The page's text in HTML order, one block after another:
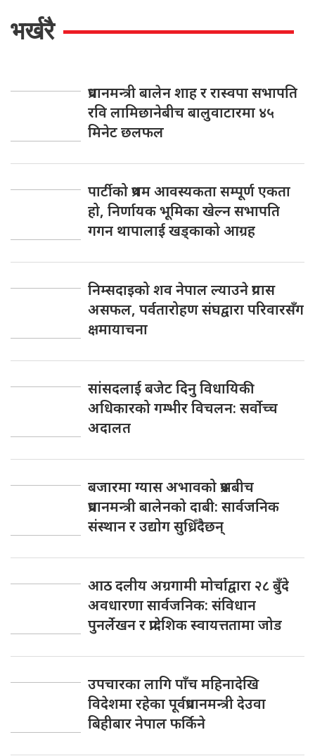
भर्खरै
प्रधानमन्त्री बालेन शाह र रास्वपा सभापति
रवि लामिछानेबीच बालुवाटारमा ४५
मिनेट छलफल
पार्टीको प्रथम आवस्यकता सम्पूर्ण एकता
हो, निर्णायक भूमिका खेल्न सभापति
गगन थापालाई खड्काको आग्रह
निम्सदाइको शव नेपाल ल्याउने प्रयास
असफल, पर्वतारोहण संघद्वारा परिवारसँग
क्षमायाचना
सांसदलाई बजेट दिनु विधायिकी
अधिकारको गम्भीर विचलन: सर्वोच्च
अदालत
बजारमा ग्यास अभावको प्रश्नबीच
प्रधानमन्त्री बालेनको दाबी: सार्वजनिक
संस्थान र उद्योग सुध्रिँदैछन्
आठ दलीय अग्रगामी मोर्चाद्वारा २८ बुँदे
अवधारणा सार्वजनिक: संविधान
पुनर्लेखन र प्रादेशिक स्वायत्ततामा जोड
उपचारका लागि पाँच महिनादेखि
विदेशमा रहेका पूर्वप्रधानमन्त्री देउवा
बिहीबार नेपाल फर्किने